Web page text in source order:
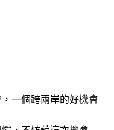
一個跨兩岸的好機會